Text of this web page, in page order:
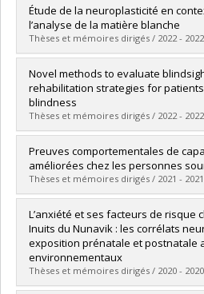
Graduate :Landry, Catherine
Cycle :Master's
Grade :M. Sc.
Lien vers le document dans
Étude de la neuroplasticité en
l’analyse de la matière blanche
Thèses et mémoires dirigés / 2022 - 2022
Graduate :Campbell, Emma
Cycle :Doctoral
Grade :Ph. D.
Lien vers le document dans Papyrus
Novel methods to evaluate
rehabilitation strategies for
blindness
Thèses et mémoires dirigés / 2022 - 2022
Graduate :Hadid, Vanessa
Cycle :Doctoral
Grade :Ph. D.
Lien vers le document dans
Preuves comportementales de
améliorées chez les personnes
Thèses et mémoires dirigés / 2021 - 2021
Graduate : Nazar, Rim
Cycle :Master's
Grade :M. Sc.
Lien vers le document dans Papyrus
L’anxiété et ses facteurs de risque
Inuits du Nunavik : les corrélats
exposition prénatale et postnatale
environnementaux
Thèses et mémoires dirigés / 2020 - 2020